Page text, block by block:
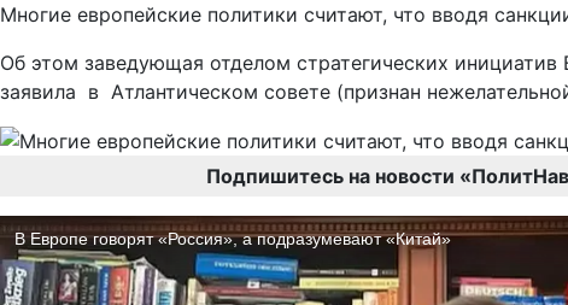
Многие европейские политики считают, что вводя
Об этом заведующая отделом стратегических
заявила в Атлантическом совете (признан
Подпишитесь на новости